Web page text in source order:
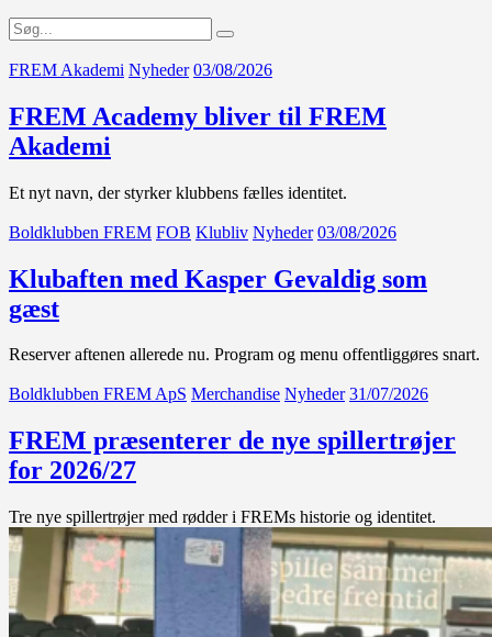
FREM Akademi Nyheder 03/08/2026
FREM Academy bliver til FREM
Akademi
Et nyt navn, der styrker klubbens fælles identitet.
Boldklubben FREM FOB Klubliv Nyheder 03/08/2026
Klubaften med Kasper Gevaldig som
gæst
Reserver aftenen allerede nu. Program og menu offentliggøres snart.
Boldklubben FREM ApS Merchandise Nyheder 31/07/2026
FREM præsenterer de nye spillertrøjer
for 2026/27
Tre nye spillertrøjer med rødder i FREMs historie og identitet.